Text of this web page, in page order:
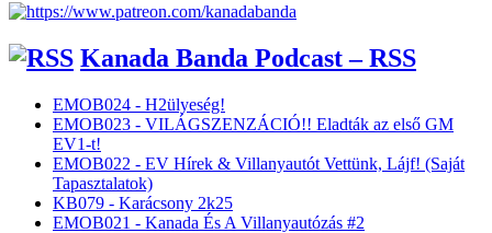
Kanada Banda Podcast – RSS
EMOB024 - H2ülyeség!
EMOB023 - VILÁGSZENZÁCIÓ!! Eladták az első GM
EV1-t!
EMOB022 - EV Hírek & Villanyautót Vettünk, Lájf! (Saját
Tapasztalatok)
KB079 - Karácsony 2k25
EMOB021 - Kanada És A Villanyautózás #2